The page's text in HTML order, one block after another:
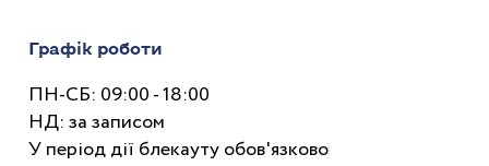
Графік роботи
ПН-СБ: 09:00 - 18:00
НД: за записом
У період дії блекауту обов'язково